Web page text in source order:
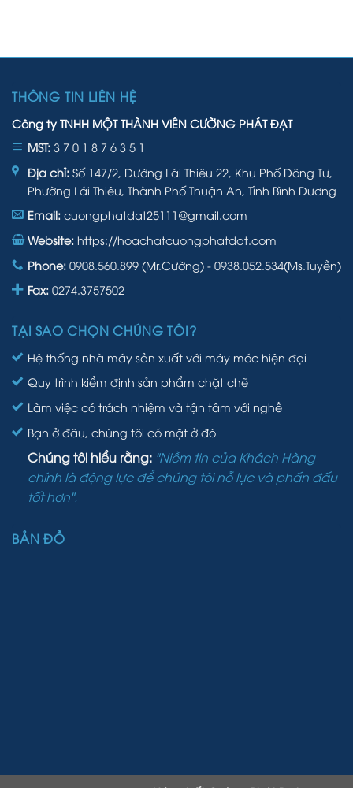
THÔNG TIN LIÊN HỆ
Công ty TNHH MỘT THÀNH VIÊN CƯỜNG PHÁT ĐẠT
MST: 3 7 0 1 8 7 6 3 5 1
Địa chỉ: Số 147/2, Đường Lái Thiêu 22, Khu Phố Đông Tư,
Phường Lái Thiêu, Thành Phố Thuận An, Tỉnh Bình Dương
Email: cuongphatdat25111@gmail.com
Website: https://hoachatcuongphatdat.com
Phone: 0908.560.899 (Mr.Cường) - 0938.052.534(Ms.Tuyền)
Fax: 0274.3757502
TẠI SAO CHỌN CHÚNG TÔI?
Hệ thống nhà máy sản xuất với máy móc hiện đại
Quy trình kiểm định sản phẩm chặt chẽ
Làm việc có trách nhiệm và tận tâm với nghề
Bạn ở đâu, chúng tôi có mặt ở đó
Chúng tôi hiểu rằng: "Niềm tin của Khách Hàng
chính là động lực để chúng tôi nỗ lực và phấn đấu
tốt hơn".
BẢN ĐỒ